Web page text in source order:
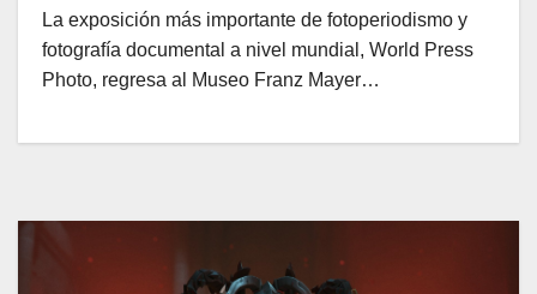
La exposición más importante de fotoperiodismo y
fotografía documental a nivel mundial, World Press
Photo, regresa al Museo Franz Mayer…